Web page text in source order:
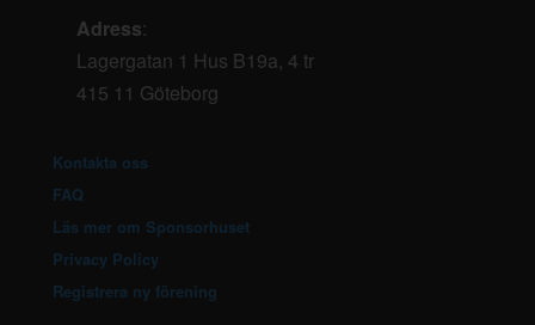
Adress:
Lagergatan 1 Hus B19a, 4 tr
415 11 Göteborg
Kontakta oss
FAQ
Läs mer om Sponsorhuset
Privacy Policy
Registrera ny förening